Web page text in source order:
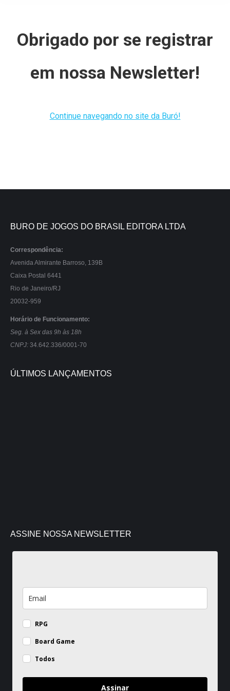
Obrigado por se registrar
em nossa Newsletter!
Continue navegando no site da Buró!
BURO DE JOGOS DO BRASIL EDITORA LTDA
Correspondência:
Avenida Almirante Barroso, 139B
Caixa Postal 6441
Rio de Janeiro/RJ
20032-959
Horário de Funcionamento:
Seg. à Sex das 9h às 18h
CNPJ: 34.642.336/0001-70
ÚLTIMOS LANÇAMENTOS
ASSINE NOSSA NEWSLETTER
RPG
Board Game
Todos
Assinar